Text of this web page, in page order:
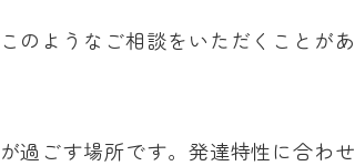
ようなご相談をいただくことがあ
過ごす場所です。発達特性に合わ